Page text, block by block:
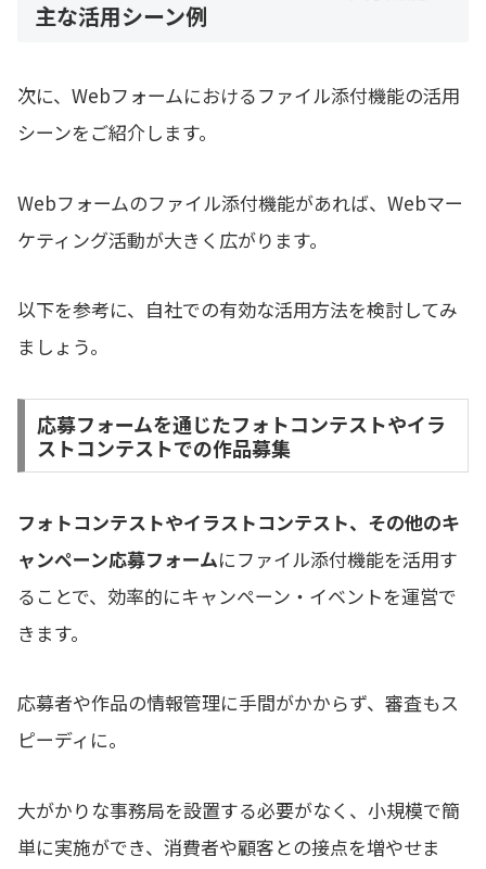
主な活用シーン例
次に、Webフォームにおけるファイル添付機能の活用
シーンをご紹介します。
Webフォームのファイル添付機能があれば、Webマー
ケティング活動が大きく広がります。
以下を参考に、自社での有効な活用方法を検討してみ
ましょう。
応募フォームを通じたフォトコンテストやイラ
ストコンテストでの作品募集
フォトコンテストやイラストコンテスト、その他のキ
ャンペーン応募フォームにファイル添付機能を活用す
ることで、効率的にキャンペーン・イベントを運営で
きます。
応募者や作品の情報管理に手間がかからず、審査もス
ピーディに。
大がかりな事務局を設置する必要がなく、小規模で簡
単に実施ができ、消費者や顧客との接点を増やせま